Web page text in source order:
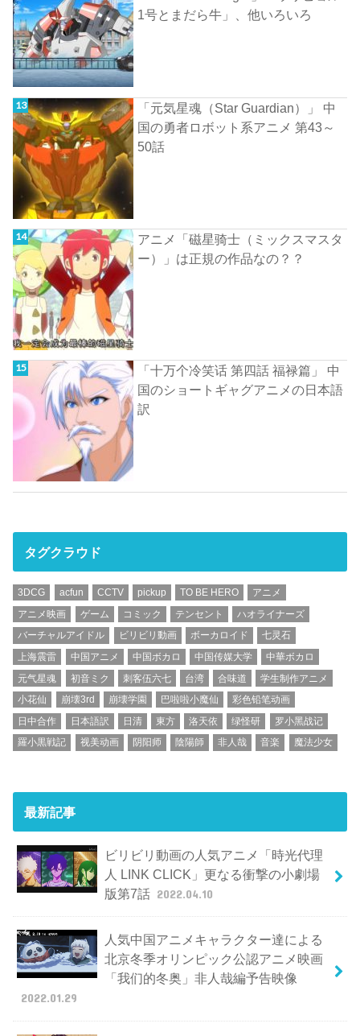
1号とまだら牛」、他いろいろ
「元気星魂（Star Guardian）」 中
国の勇者ロボット系アニメ 第43～
50話
アニメ「磁星骑士（ミックスマスタ
ー）」は正規の作品なの？？
「十万个冷笑话 第四話 福禄篇」 中
国のショートギャグアニメの日本語
訳
タグクラウド
3DCG acfun CCTV pickup TO BE HERO
アニメ
アニメ映画
ゲーム コミック テンセント
ハオライナーズ
バーチャルアイドル
ビリビリ動画 ボーカロイド
七灵石
上海震雷
中国アニメ 中国ボカロ 中国传媒大学
中華ボカロ
元气星魂
初音ミク 刺客伍六七 台湾 合味道
学生制作アニメ
小花仙
崩壊3rd 崩壊学園 巴啦啦小魔仙
彩色铅笔动画
日中合作
日本語訳 日清 東方 洛天依 绿怪研
罗小黑战记
羅小黒戦記
视美动画 阴阳师 陰陽師 非人哉 音楽 魔法少女
最新記事
ビリビリ動画の人気アニメ「時光代理
人 LINK CLICK」更なる衝撃の小劇場
版第7話 2022.04.10
人気中国アニメキャラクター達による
北京冬季オリンピック公認アニメ映画
「我们的冬奥」非人哉編予告映像
2022.01.29